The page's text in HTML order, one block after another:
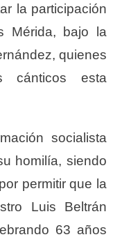
la participación
Mérida, bajo la
quienes
cánticos esta
socialista
homilía, siendo
permitir que la
Luis Beltrán
63 años